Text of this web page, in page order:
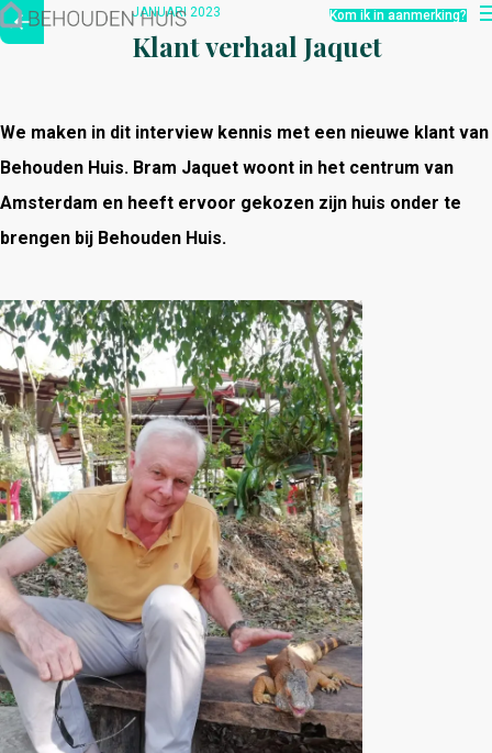
Hoe werkt het?
Over ons
Kom ik in aanmerking?
JANUARI 2023
Klant verhaal Jaquet
We maken in dit interview kennis met een nieuwe klant van
Behouden Huis. Bram Jaquet woont in het centrum van
Amsterdam en heeft ervoor gekozen zijn huis onder te
brengen bij Behouden Huis.